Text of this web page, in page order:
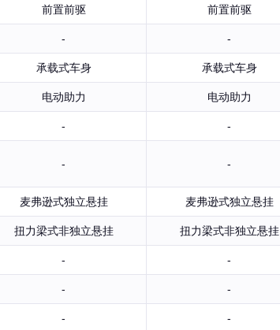
前置前驱 前置前驱
- -
承载式车身 承载式车身
电动助力 电动助力
- -
- -
麦弗逊式独立悬挂 麦弗逊式独立悬挂
扭力梁式非独立悬挂 扭力梁式非独立悬挂
- -
- -
- -